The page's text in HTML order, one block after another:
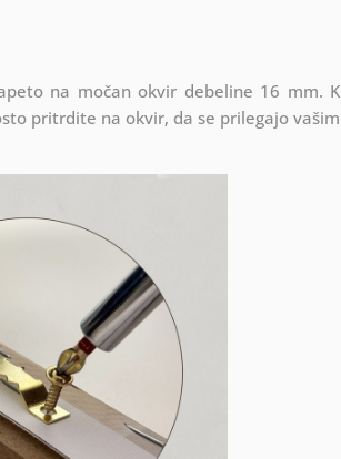
na močan okvir debeline 16 mm. K
pritrdite na okvir, da se prilegajo vašim